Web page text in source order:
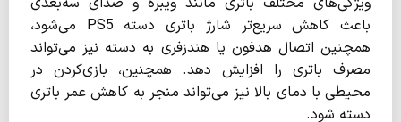
باعث کاهش سریع‌تر شارژ باتری دسته PS5 می‌شود،
همچنین اتصال هدفون یا هندزفری به دسته نیز می‌تواند
مصرف باتری را افزایش دهد. همچنین، بازی‌کردن در
محیطی با دمای بالا نیز می‌تواند منجر به کاهش عمر باتری
دسته شود.